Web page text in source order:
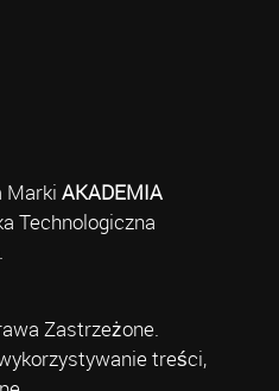
Marki AKADEMIA
Technologiczna
Zastrzeżone.
treści,